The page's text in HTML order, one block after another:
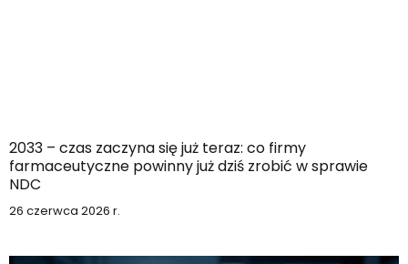
2033 – czas zaczyna się już teraz: co firmy
farmaceutyczne powinny już dziś zrobić w sprawie
NDC
26 czerwca 2026 r.